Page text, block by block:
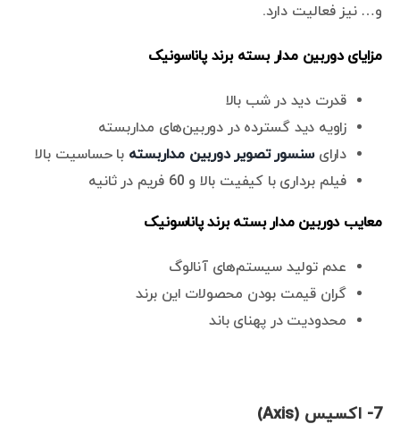
و… نیز فعالیت دارد.
مزایای دوربین مدار بسته برند پاناسونیک
قدرت دید در شب بالا
زاویه دید گسترده در دوربین‌های مداربسته
دارایسنسور تصویر دوربین مداربسته با حساسیت بالا
فیلم برداری با کیفیت بالا و 60 فریم در ثانیه
معایب دوربین مدار بسته برند پاناسونیک
عدم تولید سیستم‌های آنالوگ
گران قیمت بودن محصولات این برند
محدودیت در پهنای باند
7- اکسیس (Axis)